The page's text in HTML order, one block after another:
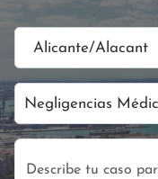
Alicante/Alacant
Negligencias